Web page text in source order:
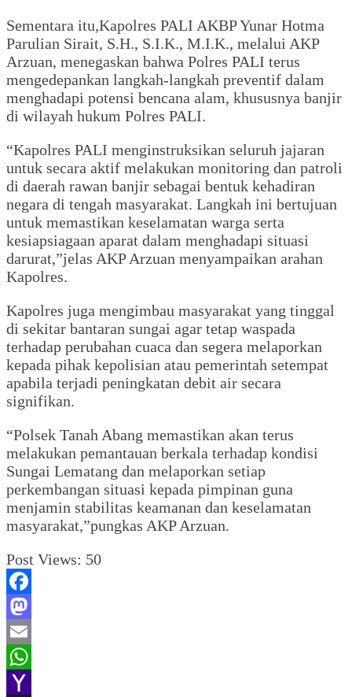
Sementara itu,Kapolres PALI AKBP Yunar Hotma
Parulian Sirait, S.H., S.I.K., M.I.K., melalui AKP
Arzuan, menegaskan bahwa Polres PALI terus
mengedepankan langkah-langkah preventif dalam
menghadapi potensi bencana alam, khususnya banjir
di wilayah hukum Polres PALI.
“Kapolres PALI menginstruksikan seluruh jajaran
untuk secara aktif melakukan monitoring dan patroli
di daerah rawan banjir sebagai bentuk kehadiran
negara di tengah masyarakat. Langkah ini bertujuan
untuk memastikan keselamatan warga serta
kesiapsiagaan aparat dalam menghadapi situasi
darurat,”jelas AKP Arzuan menyampaikan arahan
Kapolres.
Kapolres juga mengimbau masyarakat yang tinggal
di sekitar bantaran sungai agar tetap waspada
terhadap perubahan cuaca dan segera melaporkan
kepada pihak kepolisian atau pemerintah setempat
apabila terjadi peningkatan debit air secara
signifikan.
“Polsek Tanah Abang memastikan akan terus
melakukan pemantauan berkala terhadap kondisi
Sungai Lematang dan melaporkan setiap
perkembangan situasi kepada pimpinan guna
menjamin stabilitas keamanan dan keselamatan
masyarakat,”pungkas AKP Arzuan.
Post Views: 50
Facebook
Mastodon
Email
WhatsApp